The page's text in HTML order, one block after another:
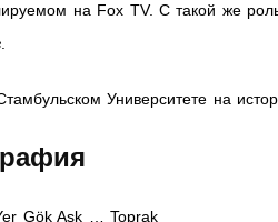
на Fox TV. С такой же
Университете на
Gök Ask … Toprak